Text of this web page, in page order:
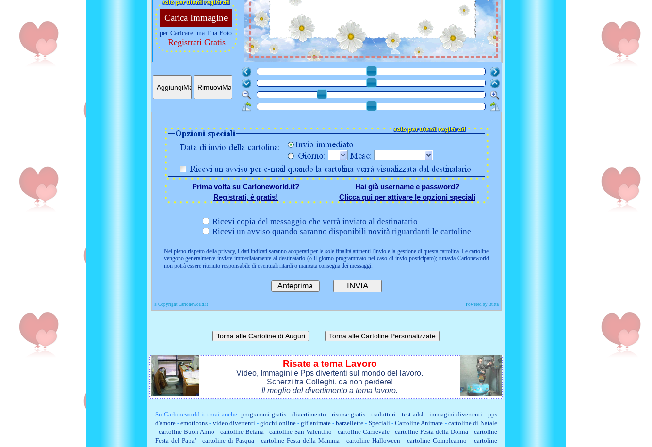
Carica Immagine
per Caricare una Tua Foto:
Registrati Gratis
Prima volta su Carloneworld.it?
Registrati, è gratis!
Hai già username e password?
Clicca qui per attivare le opzioni speciali
Ricevi copia del messaggio che verrà inviato al destinatario
Ricevi un avviso quando saranno disponibili novità riguardanti le cartoline
Nel pieno rispetto della privacy, i dati indicati saranno adoperati per le sole finalità attinenti l'invio e la gestione di questa cartolina. Le cartoline
vengono generalmente inviate immediatamente al destinatario (o il giorno programmato nel caso di invio posticipato); tuttavia Carloneworld
non potrà essere ritenuto responsabile di eventuali ritardi o mancata consegna dei messaggi.
© Copyright Carloneworld.it Powered by Butta
Risate a tema Lavoro
Video, Immagini e Pps divertenti sul mondo del lavoro.
Scherzi tra Colleghi, da non perdere!
Il meglio del divertimento a tema lavoro.
Su Carloneworld.ittrovi anche: programmi gratis- divertimento - risorse gratis- traduttori- test adsl- immagini divertenti- pps
d'amore-emoticons - video divertenti-giochi online-gif animate-barzellette - Speciali-Cartoline Animate - cartoline di Natale
-cartoline Buon Anno - cartoline Befana-cartoline San Valentino - cartoline Carnevale-cartoline Festa della Donna- cartoline
Festa del Papa'- cartoline di Pasqua- cartoline Festa della Mamma -cartoline Halloween -cartoline Compleanno - cartoline